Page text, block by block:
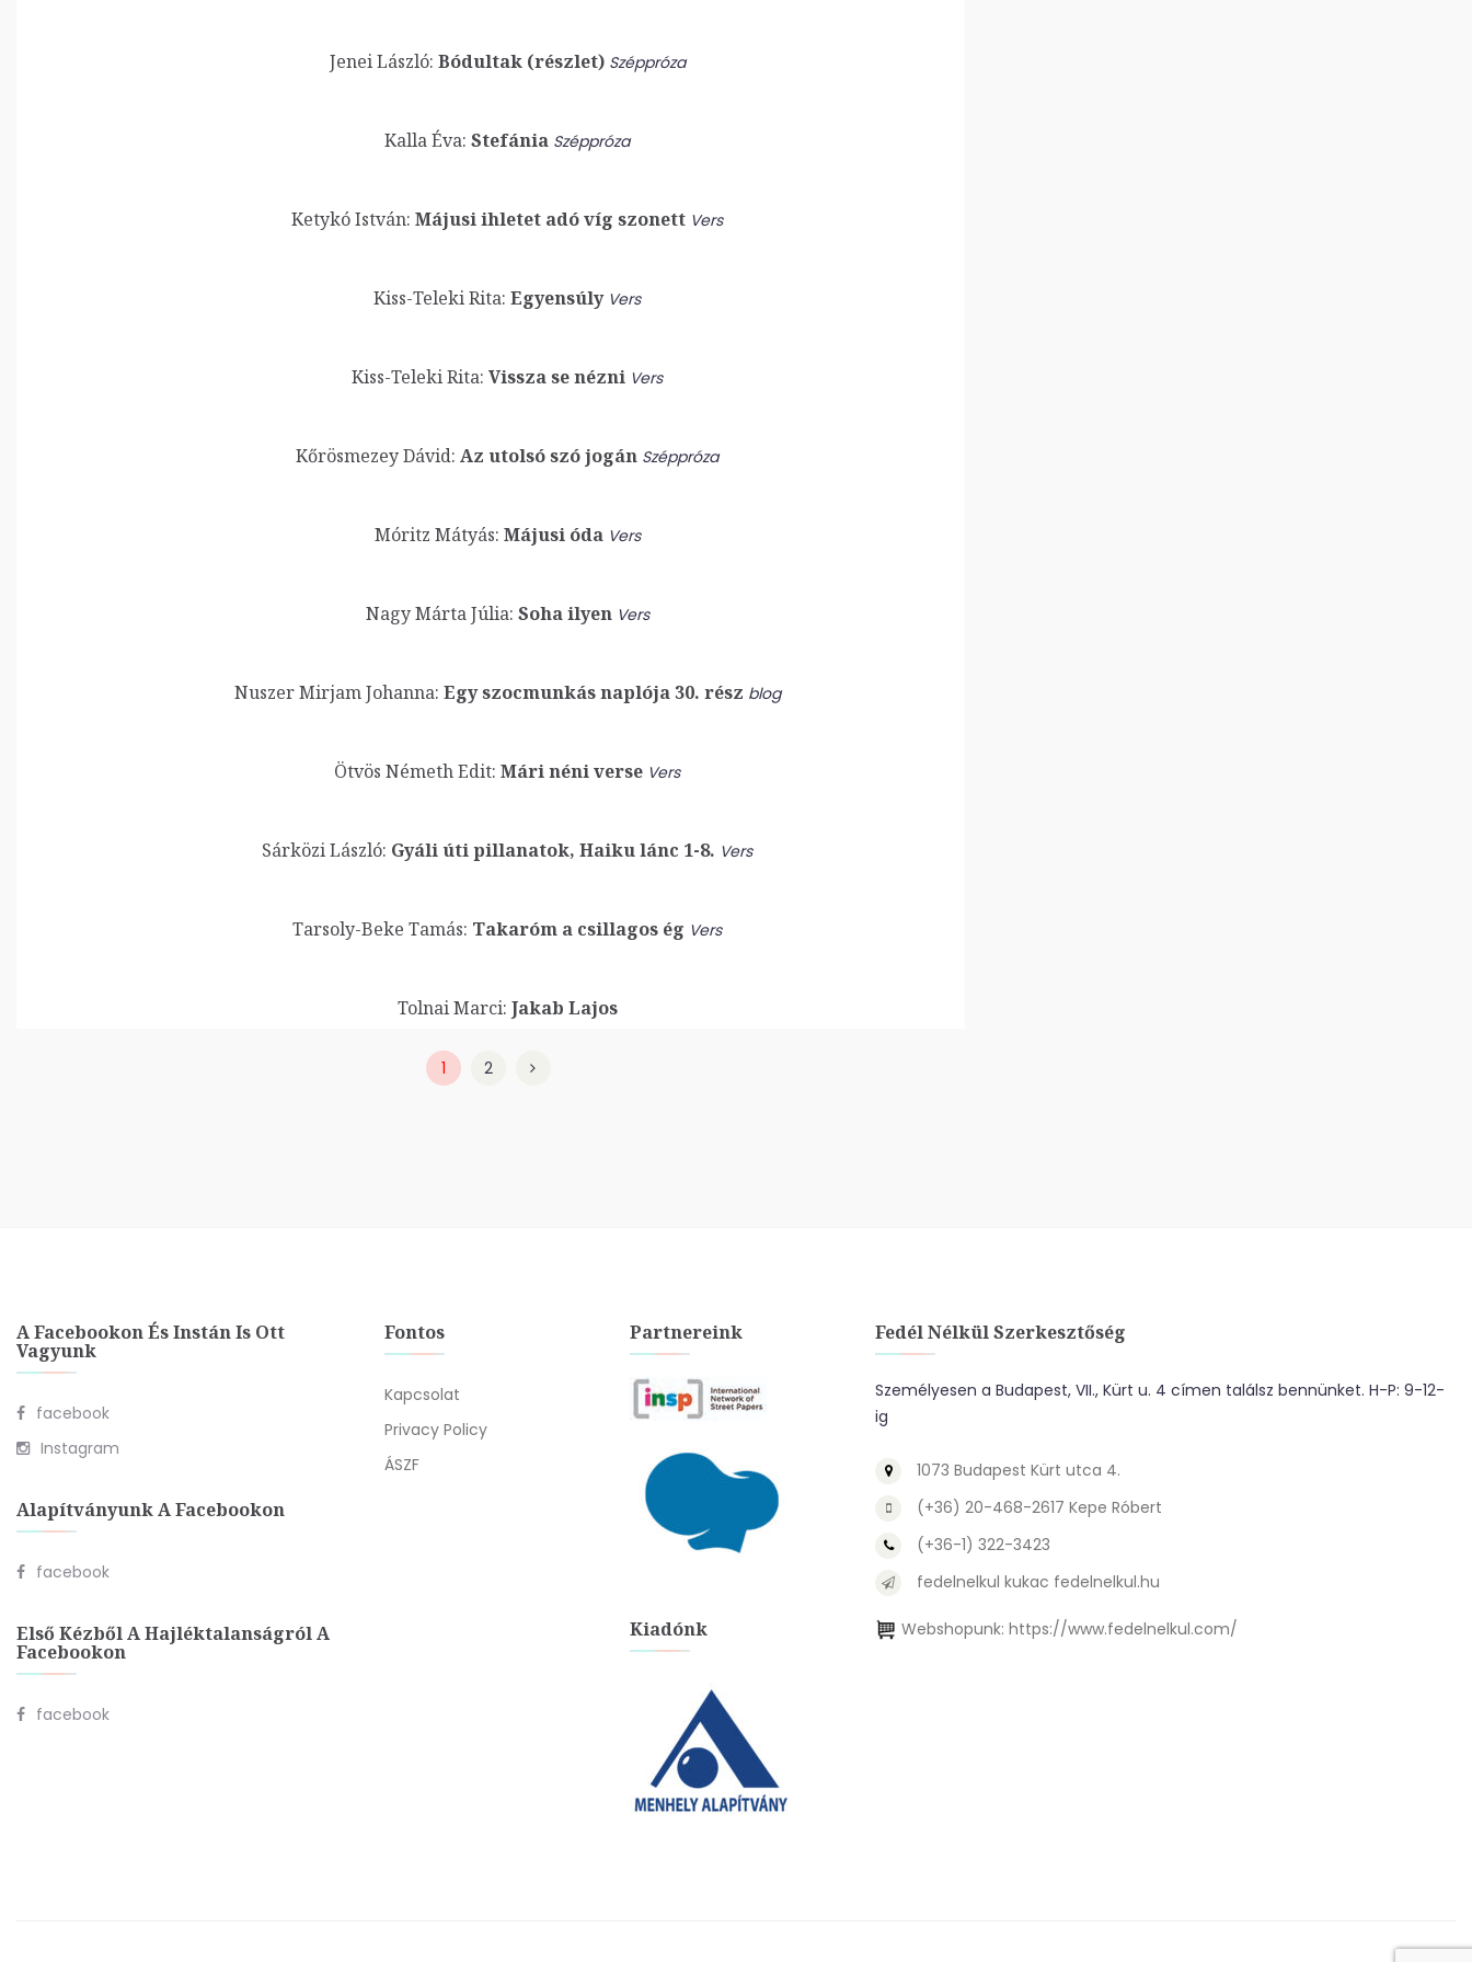
Jenei László: Bódultak (részlet) Széppróza
Kalla Éva: Stefánia Széppróza
Ketykó István: Májusi ihletet adó víg szonett Vers
Kiss-Teleki Rita: Egyensúly Vers
Kiss-Teleki Rita: Vissza se nézni Vers
Kőrösmezey Dávid: Az utolsó szó jogán Széppróza
Móritz Mátyás: Májusi óda Vers
Nagy Márta Júlia: Soha ilyen Vers
Nuszer Mirjam Johanna: Egy szocmunkás naplója 30. rész blog
Ötvös Németh Edit: Mári néni verse Vers
Sárközi László: Gyáli úti pillanatok, Haiku lánc 1-8. Vers
Tarsoly-Beke Tamás: Takaróm a csillagos ég Vers
Tolnai Marci: Jakab Lajos
1 2
A Facebookon És Instán Is Ott
Vagyunk
facebook
Instagram
Alapítványunk A Facebookon
facebook
Első Kézből A Hajléktalanságról A
Facebookon
facebook
Fontos
Kapcsolat
Privacy Policy
ÁSZF
Partnereink
Kiadónk
Fedél Nélkül Szerkesztőség
Személyesen a Budapest, VII., Kürt u. 4 címen találsz bennünket. H-P: 9-12-
ig
1073 Budapest Kürt utca 4.
(+36) 20-468-2617 Kepe Róbert
(+36-1) 322-3423
fedelnelkul kukac fedelnelkul.hu
Webshopunk: https://www.fedelnelkul.com/